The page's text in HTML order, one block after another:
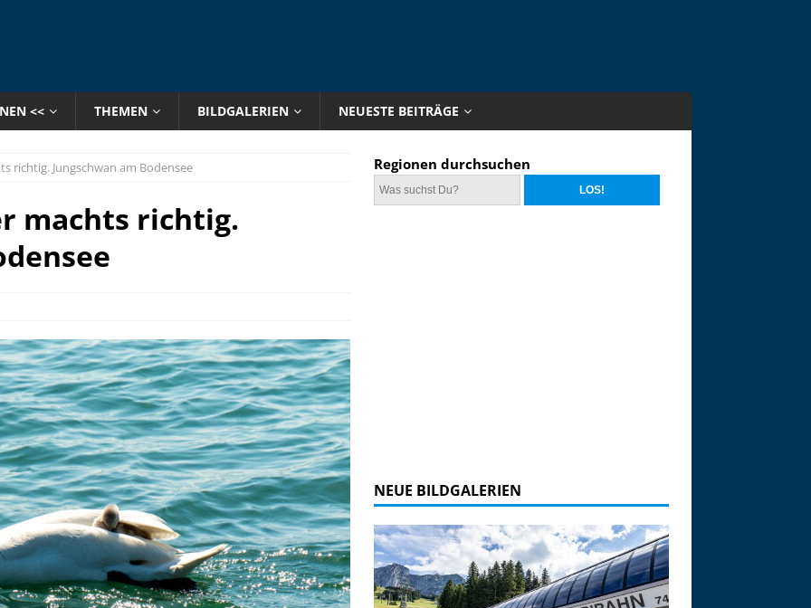
<< THEMEN BILDGALERIEN NEUESTE BEITRÄGE
richtig. Jungschwan am Bodensee
machts richtig.
Regionen durchsuchen
NEUE BILDGALERIEN